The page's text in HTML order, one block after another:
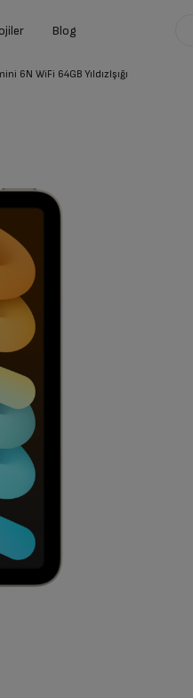
Blog
6N WiFi 64GB YıldızIşığı